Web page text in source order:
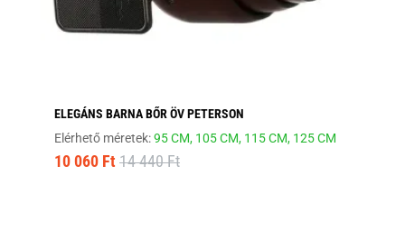
ELEGÁNS BARNA BŐR ÖV PETERSON
Elérhető méretek:95 CM, 105 CM, 115 CM, 125 CM
10 060 Ft 14 440 Ft